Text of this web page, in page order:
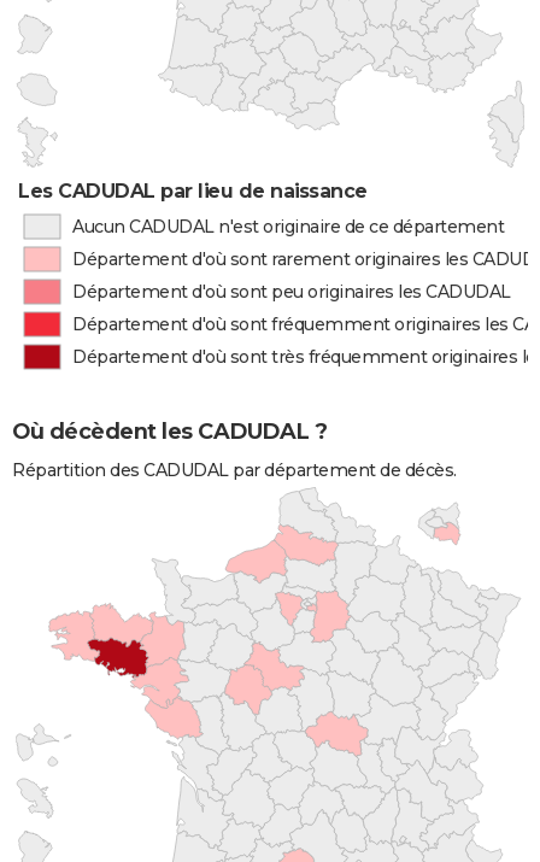
Les CADUDAL par lieu de naissance
Aucun CADUDAL n'est originaire de ce département
Département d'où sont rarement originaires les
Département d'où sont peu originaires les CADUDAL
Département d'où sont fréquemment originaires les
Département d'où sont très fréquemment originaires
Où décèdent les CADUDAL ?
Répartition des CADUDAL par département de décès.